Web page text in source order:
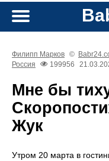
Филипп Марков ©
Россия
199956
Мне бы
Жук
Утром 20 марта в